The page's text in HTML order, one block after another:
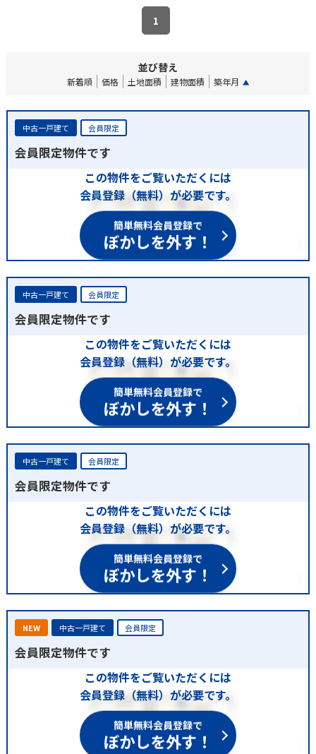
1
並び替え
新着順 価格 土地面積 建物面積 築年月
中古一戸建て 会員限定
会員限定物件です
この物件をご覧いただくには
会員登録（無料）が必要です。
簡単無料会員登録で
ぼかしを外す！
中古一戸建て 会員限定
会員限定物件です
この物件をご覧いただくには
会員登録（無料）が必要です。
簡単無料会員登録で
ぼかしを外す！
中古一戸建て 会員限定
会員限定物件です
この物件をご覧いただくには
会員登録（無料）が必要です。
簡単無料会員登録で
ぼかしを外す！
NEW 中古一戸建て 会員限定
会員限定物件です
この物件をご覧いただくには
会員登録（無料）が必要です。
簡単無料会員登録で
ぼかしを外す！